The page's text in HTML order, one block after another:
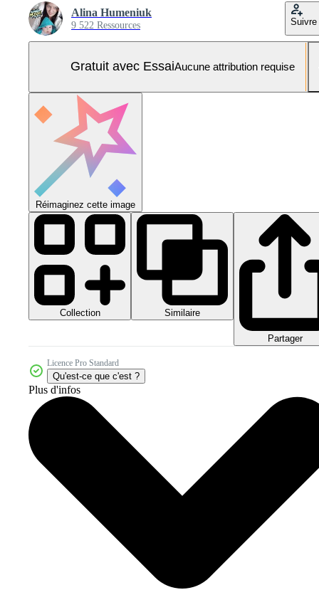
Alina Humeniuk
9 522 Ressources Suivre
Gratuit avec EssaiAucune attribution requise
Réimaginez cette image
Collection Similaire
Partager
Licence Pro Standard
Qu'est-ce que c'est ?
Plus d'infos